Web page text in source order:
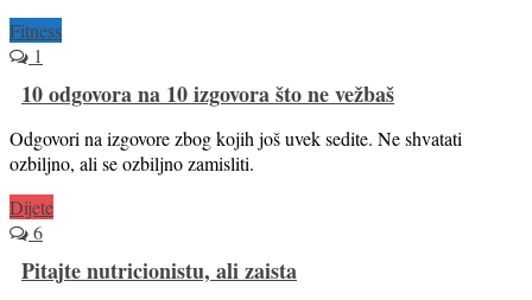
Fitness
1
10 odgovora na 10 izgovora što ne vežbaš
Odgovori na izgovore zbog kojih još uvek sedite. Ne shvatati
ozbiljno, ali se ozbiljno zamisliti.
Dijete
6
Pitajte nutricionistu, ali zaista